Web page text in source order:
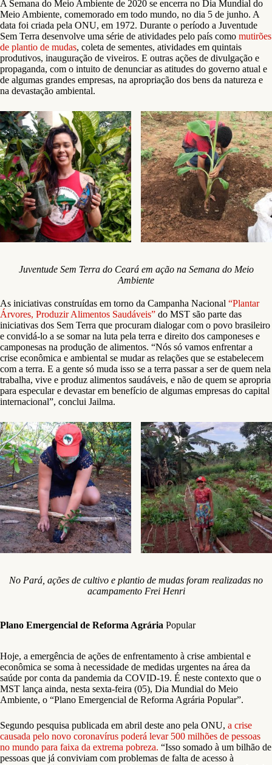
A Semana do Meio Ambiente de 2020 se encerra no Dia Mundial do
Meio Ambiente, comemorado em todo mundo, no dia 5 de junho. A
data foi criada pela ONU, em 1972. Durante o período a Juventude
Sem Terra desenvolve uma série de atividades pelo país como mutirões
de plantio de mudas, coleta de sementes, atividades em quintais
produtivos, inauguração de viveiros. E outras ações de divulgação e
propaganda, com o intuito de denunciar as atitudes do governo atual e
de algumas grandes empresas, na apropriação dos bens da natureza e
na devastação ambiental.
Juventude Sem Terra do Ceará em ação na Semana do Meio
Ambiente
As iniciativas construídas em torno da Campanha Nacional “Plantar
Árvores, Produzir Alimentos Saudáveis” do MST são parte das
iniciativas dos Sem Terra que procuram dialogar com o povo brasileiro
e convidá-lo a se somar na luta pela terra e direito dos camponeses e
camponesas na produção de alimentos. “Nós só vamos enfrentar a
crise econômica e ambiental se mudar as relações que se estabelecem
com a terra. E a gente só muda isso se a terra passar a ser de quem nela
trabalha, vive e produz alimentos saudáveis, e não de quem se apropria
para especular e devastar em benefício de algumas empresas do capital
internacional”, conclui Jailma.
No Pará, ações de cultivo e plantio de mudas foram realizadas no
acampamento Frei Henri
Plano Emergencial de Reforma Agrária Popular
Hoje, a emergência de ações de enfrentamento à crise ambiental e
econômica se soma à necessidade de medidas urgentes na área da
saúde por conta da pandemia da COVID-19. É neste contexto que o
MST lança ainda, nesta sexta-feira (05), Dia Mundial do Meio
Ambiente, o “Plano Emergencial de Reforma Agrária Popular”.
Segundo pesquisa publicada em abril deste ano pela ONU, a crise
causada pelo novo coronavírus poderá levar 500 milhões de pessoas
no mundo para faixa da extrema pobreza. “Isso somado à um bilhão de
pessoas que já conviviam com problemas de falta de acesso à